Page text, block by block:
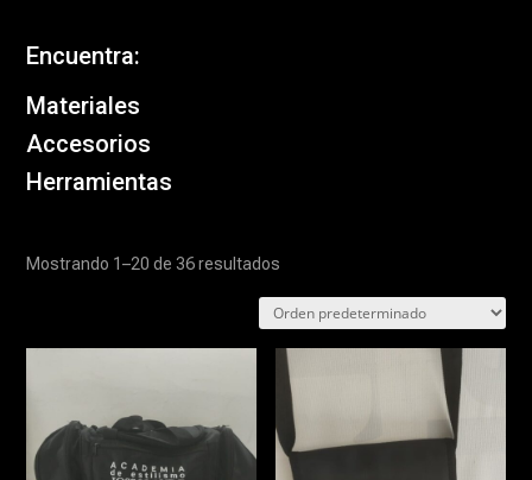
Encuentra:
Materiales
Accesorios
Herramientas
Mostrando 1–20 de 36 resultados